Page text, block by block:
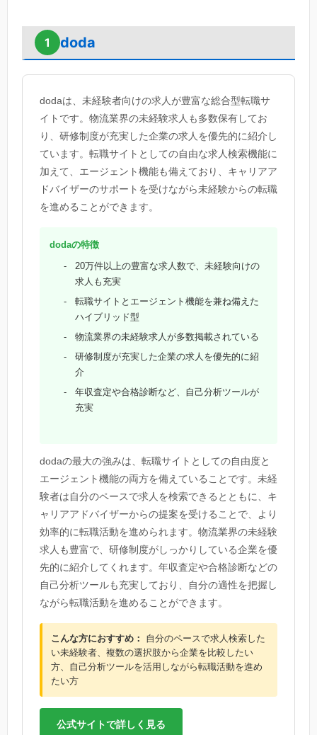
1 doda
dodaは、未経験者向けの求人が豊富な総合型転職サ
イトです。物流業界の未経験求人も多数保有してお
り、研修制度が充実した企業の求人を優先的に紹介し
ています。転職サイトとしての自由な求人検索機能に
加えて、エージェント機能も備えており、キャリアア
ドバイザーのサポートを受けながら未経験からの転職
を進めることができます。
dodaの特徴
20万件以上の豊富な求人数で、未経験向けの
求人も充実
転職サイトとエージェント機能を兼ね備えた
ハイブリッド型
物流業界の未経験求人が多数掲載されている
研修制度が充実した企業の求人を優先的に紹
介
年収査定や合格診断など、自己分析ツールが
充実
dodaの最大の強みは、転職サイトとしての自由度と
エージェント機能の両方を備えていることです。未経
験者は自分のペースで求人を検索できるとともに、キ
ャリアアドバイザーからの提案を受けることで、より
効率的に転職活動を進められます。物流業界の未経験
求人も豊富で、研修制度がしっかりしている企業を優
先的に紹介してくれます。年収査定や合格診断などの
自己分析ツールも充実しており、自分の適性を把握し
ながら転職活動を進めることができます。
こんな方におすすめ：
自分のペースで求人検索した
い未経験者、複数の選択肢から企業を比較したい
方、自己分析ツールを活用しながら転職活動を進め
たい方
公式サイトで詳しく見る